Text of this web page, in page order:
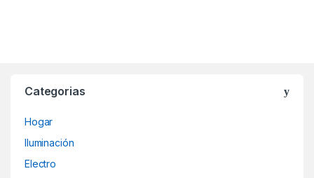
Categorias
Hogar
Iluminación
Electro